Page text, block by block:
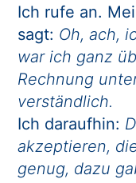
Ich rufe an.
sagt: Oh, ach,
war ich ganz
Rechnung
verständlich.
Ich daraufhin:
akzeptieren,
genug, dazu